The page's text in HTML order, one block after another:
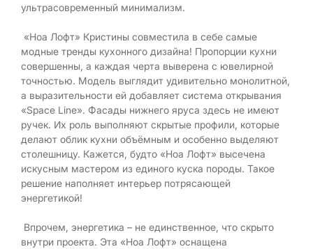
ультрасовременный минимализм.
«Ноа Лофт» Кристины совместила в себе самые
модные тренды кухонного дизайна! Пропорции кухни
совершенны, а каждая черта выверена с ювелирной
точностью. Модель выглядит удивительно монолитной,
а выразительности ей добавляет система открывания
«Space Line». Фасады нижнего яруса здесь не имеют
ручек. Их роль выполняют скрытые профили, которые
делают облик кухни объёмным и особенно выделяют
столешницу. Кажется, будто «Ноа Лофт» высечена
искусным мастером из единого куска породы. Такое
решение наполняет интерьер потрясающей
энергетикой!
Впрочем, энергетика – не единственное, что скрыто
внутри проекта. Эта «Ноа Лофт» оснащена